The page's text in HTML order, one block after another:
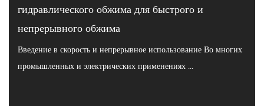
гидравлического обжима для быстрого и
непрерывного обжима
Введение в скорость и непрерывное использование Во многих
промышленных и электрических применениях ...